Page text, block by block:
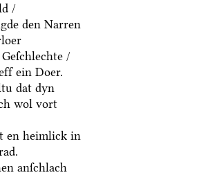
/
den Narren
/
ein Doer.
dat dyn
wol vort
en heimlick in
anſchlach